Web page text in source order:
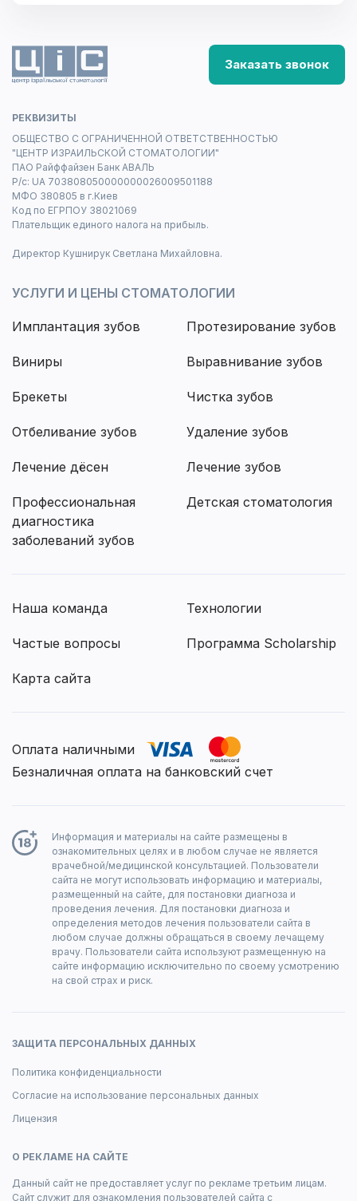
Заказать звонок
РЕКВИЗИТЫ
ОБЩЕСТВО С ОГРАНИЧЕННОЙ ОТВЕТСТВЕННОСТЬЮ
"ЦЕНТР ИЗРАИЛЬСКОЙ СТОМАТОЛОГИИ"
ПАО Райффайзен Банк АВАЛЬ
Р/с: UA 703808050000000026009501188
МФО 380805 в г.Киев
Код по ЕГРПОУ 38021069
Плательщик единого налога на прибыль.
Директор Кушнирук Светлана Михайловна.
УСЛУГИ И ЦЕНЫ СТОМАТОЛОГИИ
Имплантация зубов Протезирование зубов
Виниры Выравнивание зубов
Брекеты Чистка зубов
Отбеливание зубов Удаление зубов
Лечение дёсен Лечение зубов
Профессиональная
диагностика
заболеваний зубов
Детская стоматология
Наша команда Технологии
Частые вопросы Программа Scholarship
Карта сайта
Оплата наличными
Безналичная оплата на банковский счет
Информация и материалы на сайте размещены в
ознакомительных целях и в любом случае не является
врачебной/медицинской консультацией. Пользователи
сайта не могут использовать информацию и материалы,
размещенный на сайте, для постановки диагноза и
проведения лечения. Для постановки диагноза и
определения методов лечения пользователи сайта в
любом случае должны обращаться в своему лечащему
врачу. Пользователи сайта используют размещенную на
сайте информацию исключительно по своему усмотрению
на свой страх и риск.
ЗАЩИТА ПЕРСОНАЛЬНЫХ ДАННЫХ
Политика конфиденциальности
Согласие на использование персональных данных
Лицензия
О РЕКЛАМЕ НА САЙТЕ
Данный сайт не предоставляет услуг по рекламе третьим лицам.
Сайт служит для ознакомления пользователей сайта с